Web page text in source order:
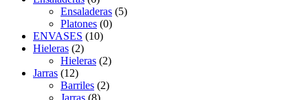
Ensaladeras (5)
Platones (0)
ENVASES (10)
Hieleras (2)
Hieleras (2)
Jarras (12)
Barriles (2)
Jarras (8)